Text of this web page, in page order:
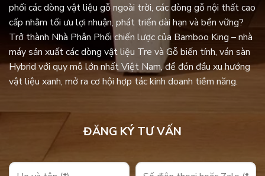
phối các dòng vật liệu gỗ ngoài trời, các dòng gỗ nội thất cao
cấp nhằm tối ưu lợi nhuận, phát triển dài hạn và bền vững?
Trở thành Nhà Phân Phối chiến lược của Bamboo King – nhà
máy sản xuất các dòng vật liệu Tre và Gỗ biến tính, ván sàn
Hybrid với quy mô lớn nhất Việt Nam, để đón đầu xu hướng
vật liệu xanh, mở ra cơ hội hợp tác kinh doanh tiềm năng.
ĐĂNG KÝ TƯ VẤN